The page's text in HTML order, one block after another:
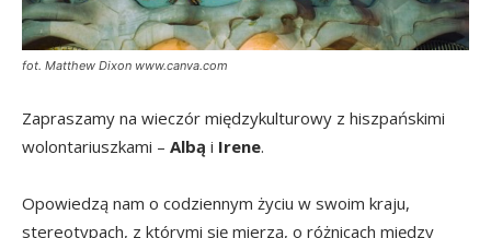
fot. Matthew Dixon www.canva.com
Zapraszamy na wieczór międzykulturowy z hiszpańskimi
wolontariuszkami – Albą i Irene.
Opowiedzą nam o codziennym życiu w swoim kraju,
stereotypach, z którymi się mierzą, o różnicach między